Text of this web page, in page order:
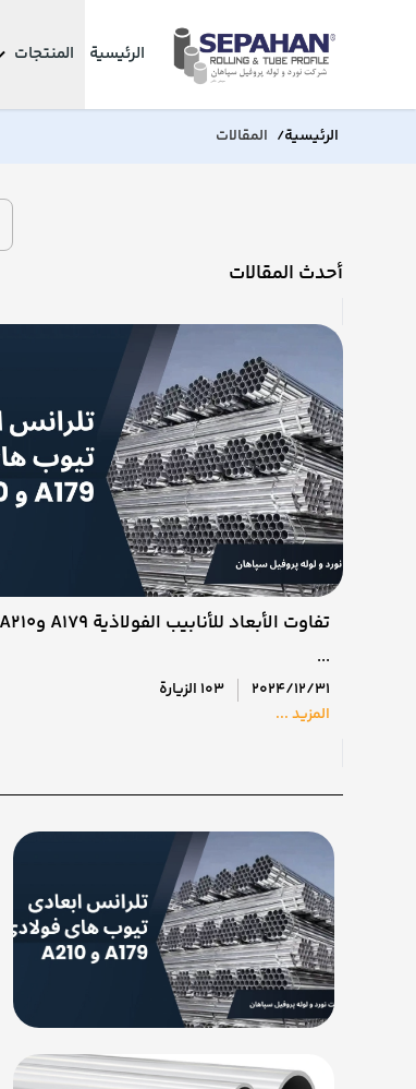
الرئيسية المنتجات
الرئيسية/ المقالات
أحدث المقالات
تفاوت الأبعاد للأنابيب الفولاذية A179 وA210
...
2024/12/31
103 الزيارة
المزيد ...